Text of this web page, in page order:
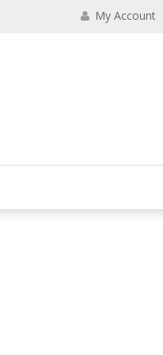
My Account
de
vaqueros, camisas,